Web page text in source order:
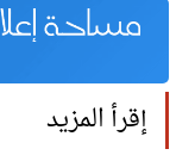
إقرأ المزيد